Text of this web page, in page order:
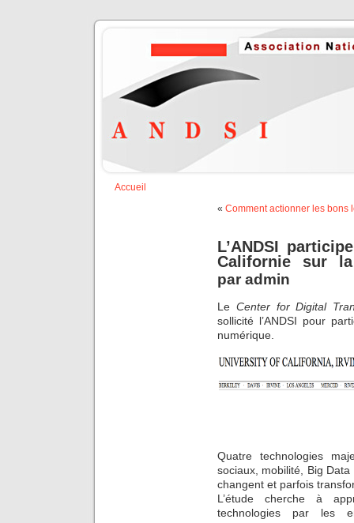
Accueil
« Comment actionner les bons
L’ANDSI
Californie sur la
par admin
Le Center for Digital
sollicité l’ANDSI pour
numérique.
Quatre technologies
sociaux, mobilité, Big
changent et parfois
L’étude cherche à
technologies par les